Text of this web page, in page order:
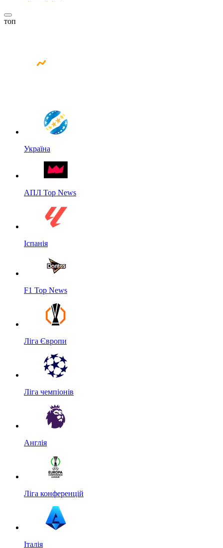
топ
Україна
АПЛ Top News
Іспанія
F1 Top News
Ліга Європи
Ліга чемпіонів
Англія
Ліга конференцій
Італія